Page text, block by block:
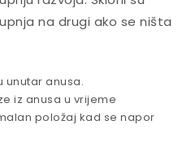
na drugi ako se ništa
unutar anusa.
iz anusa u vrijeme
položaj kad se napor